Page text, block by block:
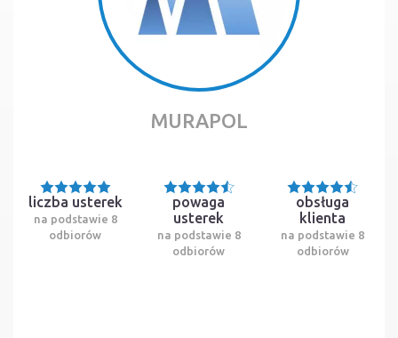
MURAPOL
liczba usterek
na podstawie 8
odbiorów
powaga
usterek
na podstawie 8
odbiorów
obsługa
klienta
na podstawie 8
odbiorów